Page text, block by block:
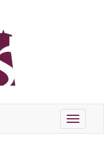
Toggle